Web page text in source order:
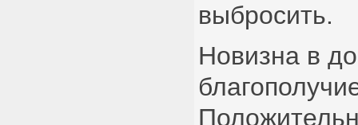
выбросить.
Новизна в